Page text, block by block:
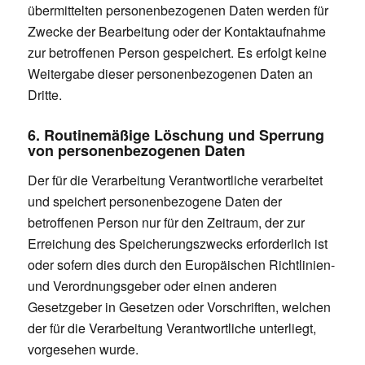
übermittelten personenbezogenen Daten werden für
Zwecke der Bearbeitung oder der Kontaktaufnahme
zur betroffenen Person gespeichert. Es erfolgt keine
Weitergabe dieser personenbezogenen Daten an
Dritte.
6. Routinemäßige Löschung und Sperrung
von personenbezogenen Daten
Der für die Verarbeitung Verantwortliche verarbeitet
und speichert personenbezogene Daten der
betroffenen Person nur für den Zeitraum, der zur
Erreichung des Speicherungszwecks erforderlich ist
oder sofern dies durch den Europäischen Richtlinien-
und Verordnungsgeber oder einen anderen
Gesetzgeber in Gesetzen oder Vorschriften, welchen
der für die Verarbeitung Verantwortliche unterliegt,
vorgesehen wurde.